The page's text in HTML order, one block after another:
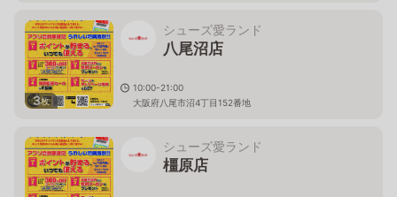
3枚
シューズ愛ランド
八尾沼店
10:00-21:00
大阪府八尾市沼4丁目152番地
シューズ愛ランド
橿原店